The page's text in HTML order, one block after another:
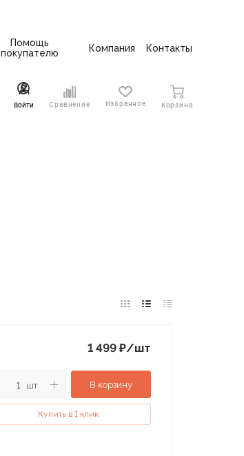
Помощь
покупателю
Компания Контакты
Войти Сравнение Избранное Корзина
1 499₽/шт
шт В корзину
Купить в 1 клик